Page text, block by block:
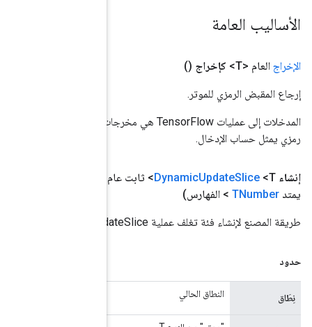
المدخلات إلى عمليات TensorFlow هي مخرجات عملية TensorFlow أخرى. يتم استخدام هذه الطريقة للحصول على مقبض
(نطاق النطاق، وإدخالالمعامل<T>، وتحديث المعامل